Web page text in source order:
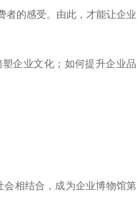
者的感受。由此，才能让企业
企业文化；如何提升企业品
相结合，成为企业博物馆第